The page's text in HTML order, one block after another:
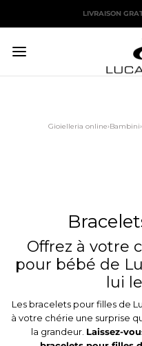
LIVRAISON
Gioielleria online›Bambini›
Offrez à votre
pour bébé de
lui
Les bracelets pour filles de
à votre chérie une surprise
la grandeur. Laissez-